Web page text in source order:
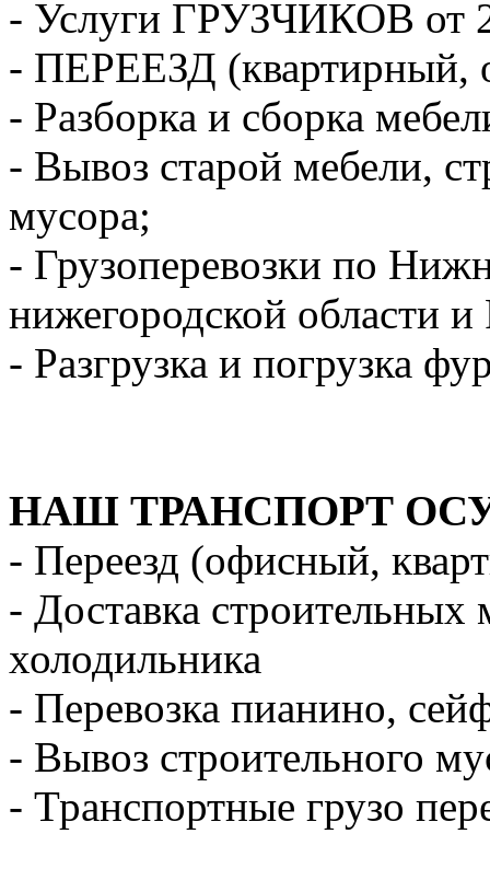
- Услуги ГРУЗЧИКОВ от
- ПЕРЕЕЗД (квартирный,
- Разборка и сборка
- Вывоз старой мебели,
мусора;
- Грузоперевозки по
нижегородской области и
- Разгрузка и погрузка
НАШ ТРАНСПОРТ
- Переезд (офисный,
- Доставка
холодильника
- Перевозка пианино,
- Вывоз строительного
- Транспортные грузо